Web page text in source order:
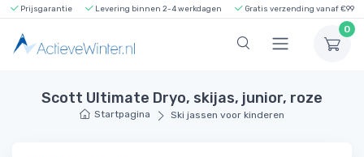
Prijsgarantie Levering binnen 2-4 werkdagen Gratis verzending vanaf €99
0
Scott Ultimate Dryo, skijas, junior, roze
Startpagina Ski jassen voor kinderen